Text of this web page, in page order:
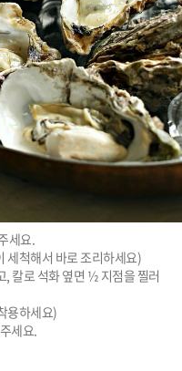
세요.
세척해서 바로 조리하세요)
칼로 석화 옆면 ½ 지점을 찔러
용하세요)
세요.